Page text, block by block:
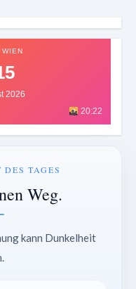
2026
20:22
TAGES
Weg.
kann Dunkelheit